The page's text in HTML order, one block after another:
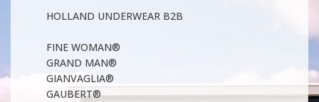
HOLLAND UNDERWEAR B2B
FINE WOMAN®
GRAND MAN®
GIANVAGLIA®
GAUBERT®